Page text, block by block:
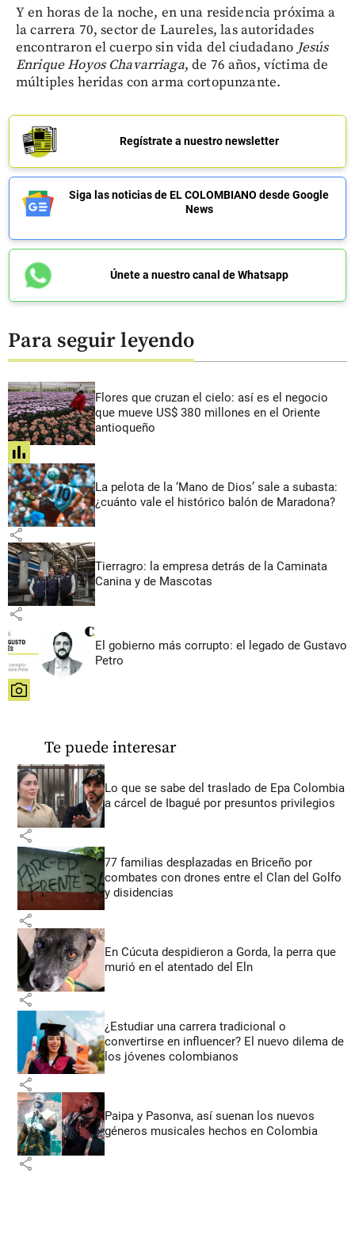
Y en horas de la noche, en una residencia próxima a
la carrera 70, sector de Laureles, las autoridades
encontraron el cuerpo sin vida del ciudadano Jesús
Enrique Hoyos Chavarriaga, de 76 años, víctima de
múltiples heridas con arma cortopunzante.
Regístrate a nuestro newsletter
Siga las noticias de EL COLOMBIANO desde Google
News
Únete a nuestro canal de Whatsapp
Para seguir leyendo
Flores que cruzan el cielo: así es el negocio
que mueve US$ 380 millones en el Oriente
antioqueño
share
La pelota de la ‘Mano de Dios’ sale a subasta:
¿cuánto vale el histórico balón de Maradona?
share
Tierragro: la empresa detrás de la Caminata
Canina y de Mascotas
share
El gobierno más corrupto: el legado de Gustavo
Petro
share
Te puede interesar
Lo que se sabe del traslado de Epa Colombia
a cárcel de Ibagué por presuntos privilegios
share
77 familias desplazadas en Briceño por
combates con drones entre el Clan del Golfo
y disidencias
share
En Cúcuta despidieron a Gorda, la perra que
murió en el atentado del Eln
share
¿Estudiar una carrera tradicional o
convertirse en influencer? El nuevo dilema de
los jóvenes colombianos
share
Paipa y Pasonva, así suenan los nuevos
géneros musicales hechos en Colombia
share